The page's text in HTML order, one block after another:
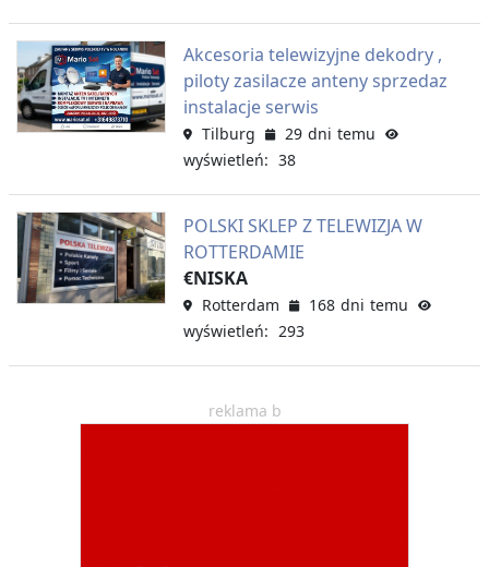
Akcesoria telewizyjne dekodry ,
piloty zasilacze anteny sprzedaz
instalacje serwis
Tilburg
29 dni temu
wyświetleń: 38
POLSKI SKLEP Z TELEWIZJA W
ROTTERDAMIE
€NISKA
Rotterdam
168 dni temu
wyświetleń: 293
reklama b